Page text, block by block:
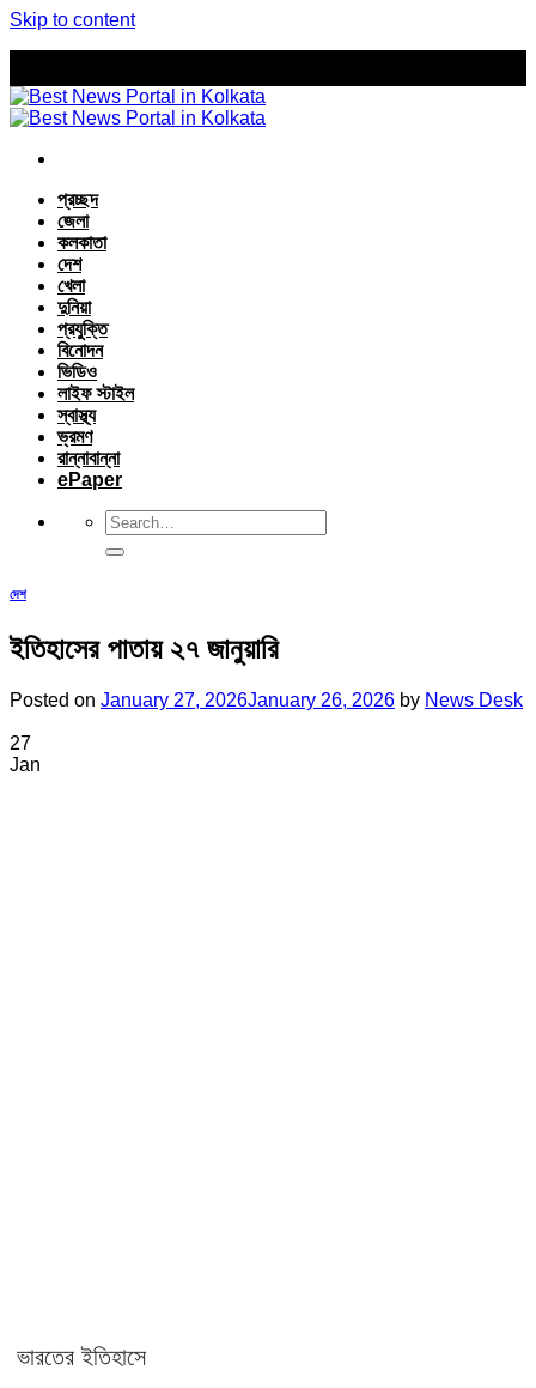
Skip to content
প্রচ্ছদ
জেলা
কলকাতা
দেশ
খেলা
দুনিয়া
প্রযুক্তি
বিনোদন
ভিডিও
লাইফ স্টাইল
স্বাস্থ্য
ভ্রমণ
রান্নাবান্না
ePaper
দেশ
ইতিহাসের পাতায় ২৭ জানুয়ারি
Posted on January 27, 2026January 26, 2026 by News Desk
27
Jan
ভারতের ইতিহাসে